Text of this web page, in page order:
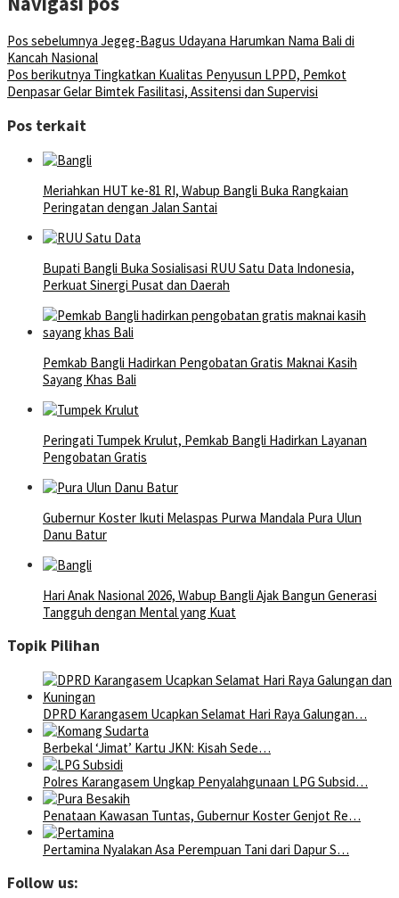
Pos sebelumnya Jegeg-Bagus Udayana Harumkan Nama Bali di
Kancah Nasional
Pos berikutnya Tingkatkan Kualitas Penyusun LPPD, Pemkot
Denpasar Gelar Bimtek Fasilitasi, Assitensi dan Supervisi
Pos terkait
Meriahkan HUT ke-81 RI, Wabup Bangli Buka Rangkaian
Peringatan dengan Jalan Santai
Bupati Bangli Buka Sosialisasi RUU Satu Data Indonesia,
Perkuat Sinergi Pusat dan Daerah
Pemkab Bangli Hadirkan Pengobatan Gratis Maknai Kasih
Sayang Khas Bali
Peringati Tumpek Krulut, Pemkab Bangli Hadirkan Layanan
Pengobatan Gratis
Gubernur Koster Ikuti Melaspas Purwa Mandala Pura Ulun
Danu Batur
Hari Anak Nasional 2026, Wabup Bangli Ajak Bangun Generasi
Tangguh dengan Mental yang Kuat
Topik Pilihan
DPRD Karangasem Ucapkan Selamat Hari Raya Galungan…
Berbekal ‘Jimat’ Kartu JKN: Kisah Sede…
Polres Karangasem Ungkap Penyalahgunaan LPG Subsid…
Penataan Kawasan Tuntas, Gubernur Koster Genjot Re…
Pertamina Nyalakan Asa Perempuan Tani dari Dapur S…
Follow us: